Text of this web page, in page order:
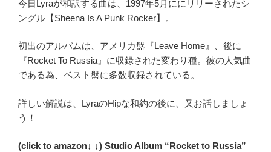
今日Lyraが和訳する曲は、1997年5月ににリリーされたシ
ングル【Sheena Is A Punk Rocker】。
初出のアルバムは、アメリカ盤『Leave Home』、後に
『Rocket To Russia』に収録された変わり種。彼の人気曲
である為、ベスト盤に多数収録されている。
詳しい解説は、LyraのHipな和約の後に、又お話しましょ
う！
(click to amazon↓ ↓) Studio Album “Rocket to Russia”